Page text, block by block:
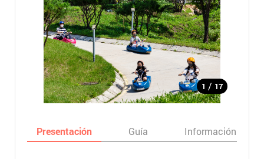
1 / 17
Presentación Guía Información